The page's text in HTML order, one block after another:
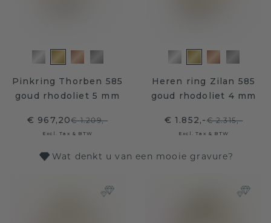
Pinkring Thorben 585
goud rhodoliet 5 mm
€ 967,20€ 1.209,-
Excl. Tax & BTW
Heren ring Zilan 585
goud rhodoliet 4 mm
€ 1.852,-€ 2.315,-
Excl. Tax & BTW
Wat denkt u van een mooie gravure?